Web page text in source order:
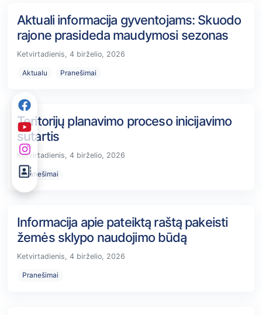
Aktuali informacija gyventojams: Skuodo
rajone prasideda maudymosi sezonas
Ketvirtadienis, 4 birželio, 2026
Aktualu Pranešimai
Teritorijų planavimo proceso inicijavimo
sutartis
Ketvirtadienis, 4 birželio, 2026
Pranešimai
Informacija apie pateiktą raštą pakeisti
žemės sklypo naudojimo būdą
Ketvirtadienis, 4 birželio, 2026
Pranešimai